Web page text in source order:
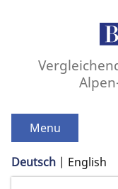
Menu
Deutsch English